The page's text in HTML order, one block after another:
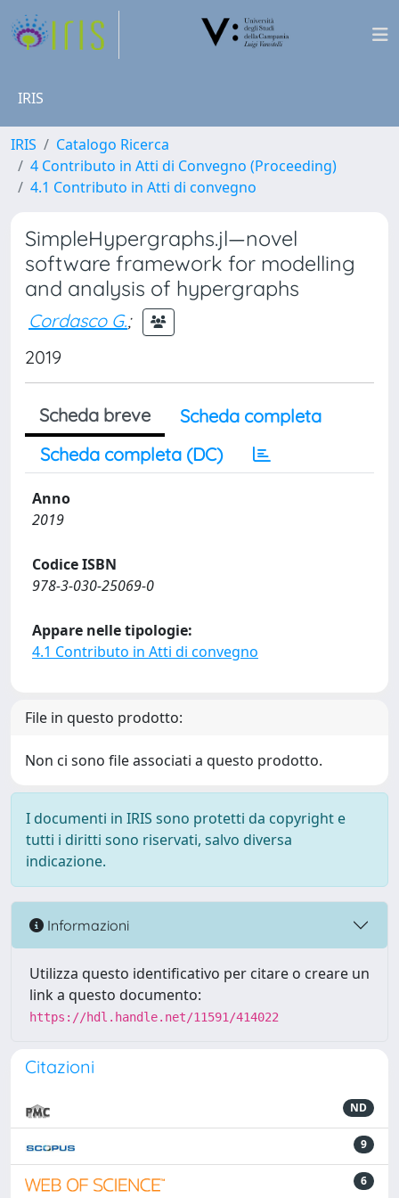
IRIS
IRIS
Catalogo Ricerca
4 Contributo in Atti di Convegno (Proceeding)
4.1 Contributo in Atti di convegno
SimpleHypergraphs.jl—novel
software framework for modelling
and analysis of hypergraphs
Cordasco G.;
2019
Scheda breve
Scheda completa
Scheda completa (DC)
Anno
2019
Codice ISBN
978-3-030-25069-0
Appare nelle tipologie:
4.1 Contributo in Atti di convegno
File in questo prodotto:
Non ci sono file associati a questo prodotto.
I documenti in IRIS sono protetti da copyright e
tutti i diritti sono riservati, salvo diversa
indicazione.
Informazioni
Utilizza questo identificativo per citare o creare un
link a questo documento:
https://hdl.handle.net/11591/414022
Citazioni
ND
9
6